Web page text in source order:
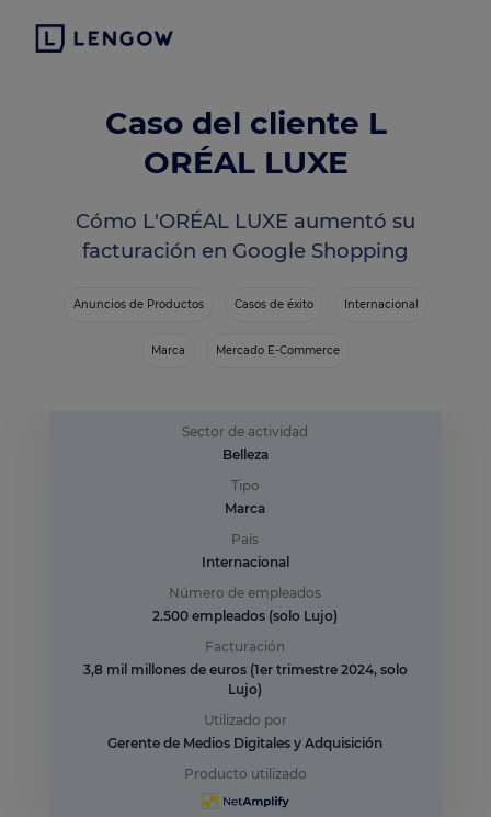
Caso del cliente L
ORÉAL LUXE
Cómo L'ORÉAL LUXE aumentó su
facturación en Google Shopping
Anuncios de Productos Casos de éxito Internacional
Marca Mercado E-Commerce
Sector de actividad
Belleza
Tipo
Marca
País
Internacional
Número de empleados
2.500 empleados (solo Lujo)
Facturación
3,8 mil millones de euros (1er trimestre 2024, solo
Lujo)
Utilizado por
Gerente de Medios Digitales y Adquisición
Producto utilizado